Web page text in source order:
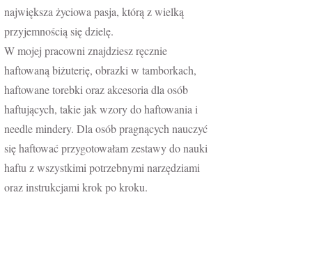
największa życiowa pasja, którą z wielką
przyjemnością się dzielę.
W mojej pracowni znajdziesz ręcznie
haftowaną biżuterię, obrazki w tamborkach,
haftowane torebki oraz akcesoria dla osób
haftujących, takie jak wzory do haftowania i
needle mindery. Dla osób pragnących nauczyć
się haftować przygotowałam zestawy do nauki
haftu z wszystkimi potrzebnymi narzędziami
oraz instrukcjami krok po kroku.